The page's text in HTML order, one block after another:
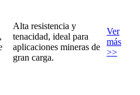
Alta resistencia y
tenacidad, ideal para
aplicaciones mineras de
gran carga.
Ver
más
>>